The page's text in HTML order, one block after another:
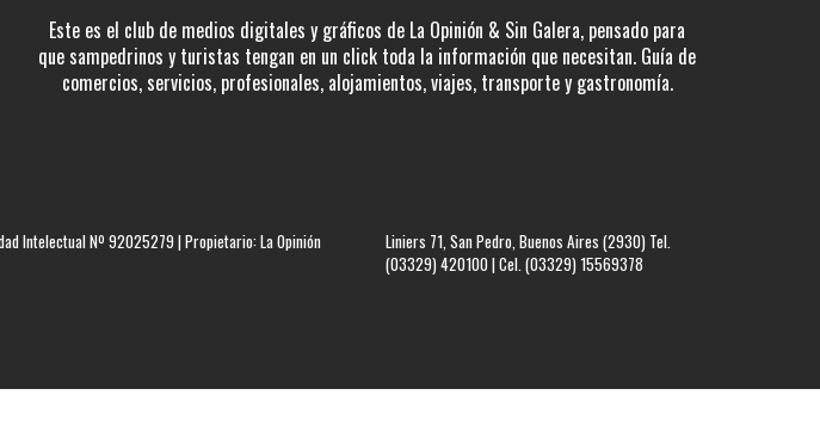
Este es el club de medios digitales y gráficos de La Opinión & Sin Galera, pensado para
que sampedrinos y turistas tengan en un click toda la información que necesitan. Guía de
comercios, servicios, profesionales, alojamientos, viajes, transporte y gastronomía.
Intelectual Nº 92025279 | Propietario: La Opinión
Liniers 71, San Pedro, Buenos Aires (2930) Tel.
(03329) 420100 | Cel. (03329) 15569378